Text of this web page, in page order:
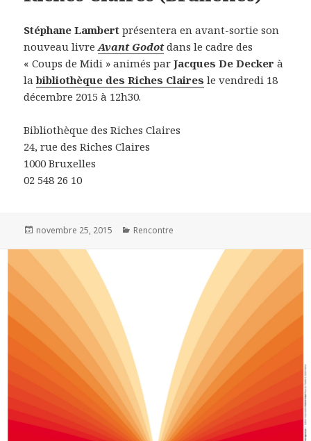
Stéphane Lambert présentera en avant-sortie son
nouveau livreAvant Godotdans le cadre des
« Coups de Midi » animés parJacques De Decker à
labibliothèque des Riches Claires le vendredi 18
décembre 2015 à 12h30.
Bibliothèque des Riches Claires
24, rue des Riches Claires
1000 Bruxelles
02 548 26 10
Publié
novembre 25, 2015 Catégories
Rencontre